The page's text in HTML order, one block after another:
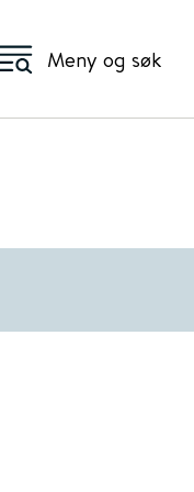
Meny og søk